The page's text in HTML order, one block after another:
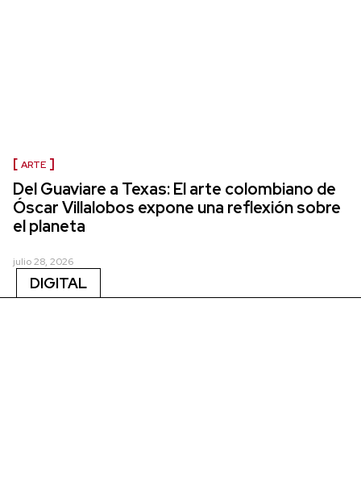
ARTE
Del Guaviare a Texas: El arte colombiano de
Óscar Villalobos expone una reflexión sobre
el planeta
julio 28, 2026
DIGITAL